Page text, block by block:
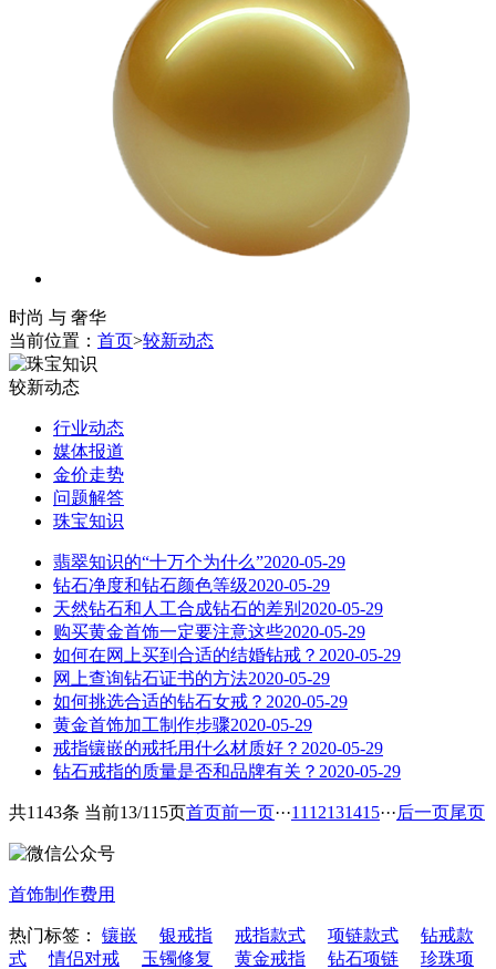
时尚 与 奢华
当前位置： 首页>较新动态
较新动态
行业动态
媒体报道
金价走势
问题解答
珠宝知识
翡翠知识的“十万个为什么”2020-05-29
钻石净度和钻石颜色等级2020-05-29
天然钻石和人工合成钻石的差别 2020-05-29
购买黄金首饰一定要注意这些2020-05-29
如何在网上买到合适的结婚钻戒？ 2020-05-29
网上查询钻石证书的方法2020-05-29
如何挑选合适的钻石女戒？ 2020-05-29
黄金首饰加工制作步骤2020-05-29
戒指镶嵌的戒托用什么材质好？ 2020-05-29
钻石戒指的质量是否和品牌有关？ 2020-05-29
共1143条 当前13/115页首页前一页···11 12131415···后一页尾页
首饰制作费用
热门标签： 镶嵌 银戒指 戒指款式 项链款式
钻戒款
式
情侣对戒 玉镯修复 黄金戒指 钻石项链 珍珠项